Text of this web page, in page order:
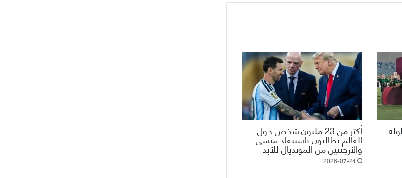
أكثر من 23 مليون شخص حول
العالم يطالبون باستبعاد ميسي
والأرجنتين من المونديال للأبد
2026-07-24